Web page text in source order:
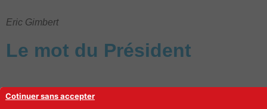
Eric Gimbert
Le mot du Président
Cotinuer sans accepter